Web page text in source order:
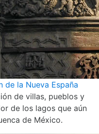
de la Nueva España
de villas, pueblos y
de los lagos que aún
de México.